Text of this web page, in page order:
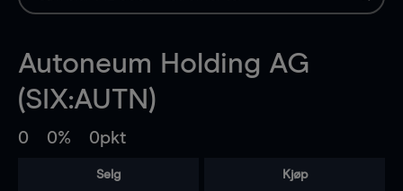
Autoneum Holding AG
(SIX:AUTN)
0 0% 0pkt
Selg Kjøp